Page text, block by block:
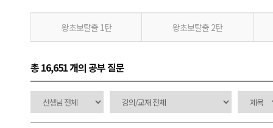
왕초보탈출 1탄 왕초보탈출 2탄
총 16,651 개의 공부 질문